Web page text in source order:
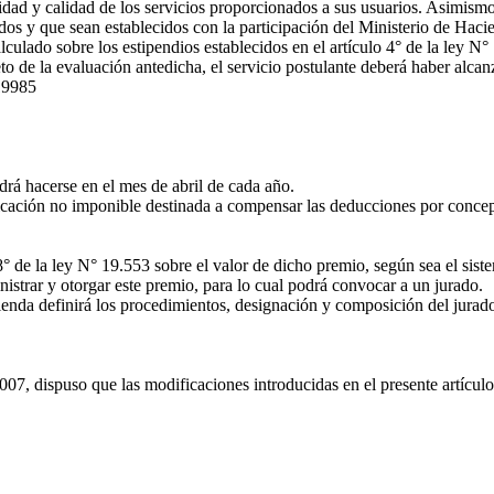
y calidad de los servicios proporcionados a sus usuarios.
y que sean establecidos con la participación del Ministerio de
sobre los estipendios establecidos en el artículo 4° de la ley N°
de la evaluación antedicha, el servicio postulante deberá haber
hacerse en el mes de abril de cada año.
no imponible destinada a compensar las deducciones por
de la ley N° 19.553 sobre el valor de dicho premio, según sea el
y otorgar este premio, para lo cual podrá convocar a un jurado.
definirá los procedimientos, designación y composición del
que las modificaciones introducidas en el presente artículo